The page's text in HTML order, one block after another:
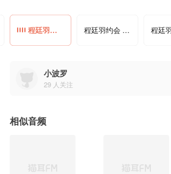
程廷羽约会 密室逃脱 程廷羽约会 国王游戏
小波罗
29 人关注
相似音频